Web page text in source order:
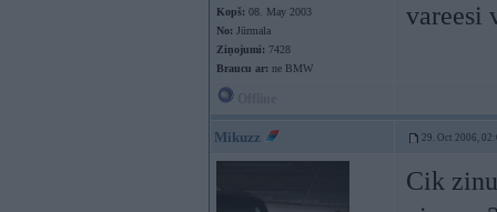
Kopš: 08. May 2003
No: Jūrmala
Ziņojumi: 7428
Braucu ar: ne BMW
vareesi
Mikuzz 29. Oct 2006,
Cik